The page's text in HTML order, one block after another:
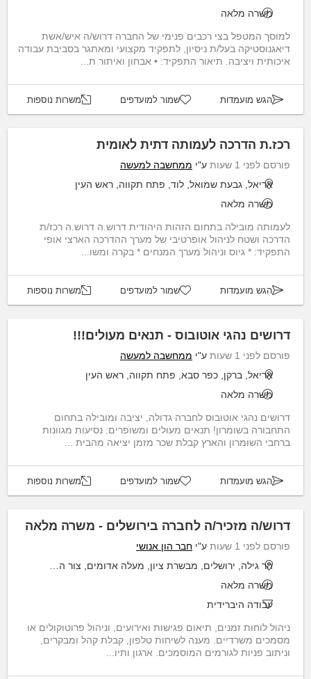
משרה מלאה
למוסך המטפל בצי רכבים פנימי של החברה דרוש/ה איש/אשת
דיאגנוסטיקה בעל/ת ניסיון, לתפקיד מקצועי ומאתגר בסביבת עבודה
איכותית ויציבה. תיאור התפקיד: • אבחון ואיתור ת...
הגש מועמדות שמור למועדפים משרות נוספות
רכז.ת הדרכה לעמותה דתית לאומית
פורסם לפני 1 שעות ע"י ממחשבה למעשה
אריאל, גבעת שמואל, לוד, פתח תקווה, ראש העין
משרה מלאה
לעמותה מובילה בתחום הזהות היהודית דרוש.ה דרוש.ה רכז/ת
הדרכה ושטח לניהול אופרטיבי של מערך ההדרכה הארצי אופי
התפקיד: * גיוס וניהול מערך המנחים * בקרה ומשו...
הגש מועמדות שמור למועדפים משרות נוספות
דרושים נהגי אוטובוס - תנאים מעולים!!!
פורסם לפני 1 שעות ע"י ממחשבה למעשה
אריאל, ברקן, כפר סבא, פתח תקווה, ראש העין
משרה מלאה
דרושים נהגי אוטובוס לחברה גדולה, יציבה ומובילה בתחום
התחבורה בשומרון! תנאים מעולים ומשופרים: נסיעות מגוונות
ברחבי השומרון והארץ קבלת שכר מזמן יציאה מהבית ...
הגש מועמדות שמור למועדפים משרות נוספות
דרוש/ה מזכיר/ה לחברה בירושלים - משרה מלאה
פורסם לפני 1 שעות ע"י חבר הון אנושי
הר גילה, ירושלים, מבשרת ציון, מעלה אדומים, צור הדסה
משרה מלאה
עבודה היברידית
ניהול לוחות זמנים, תיאום פגישות ואירועים, וניהול פרוטוקולים או
מסמכים משרדיים. מענה לשיחות טלפון, קבלת קהל ומבקרים,
וניתוב פניות לגורמים המוסמכים. ארגון ותיו...